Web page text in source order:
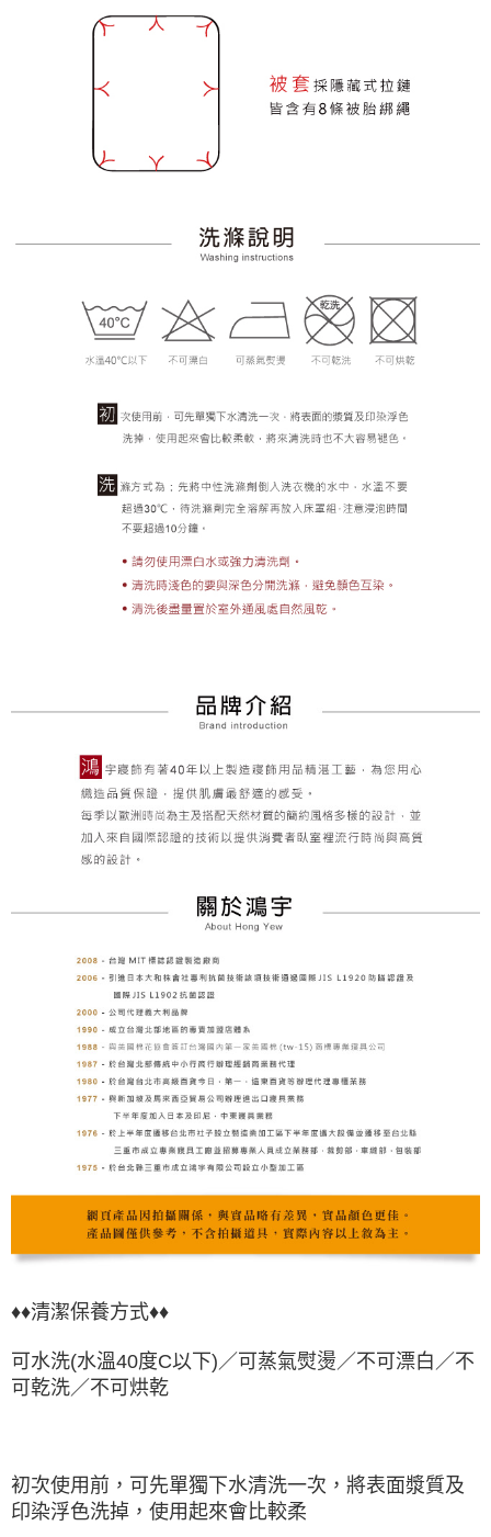
♦♦清潔保養方式♦♦
可水洗(水溫40度C以下)／可蒸氣熨燙／不可漂白／不
可乾洗／不可烘乾
初次使用前，可先單獨下水清洗一次，將表面漿質及
印染浮色洗掉，使用起來會比較柔